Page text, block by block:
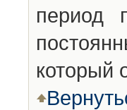
период
который